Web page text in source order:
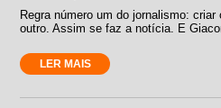
Regra número um do jornalismo:
outro. Assim se faz a notícia. E
LER MAIS